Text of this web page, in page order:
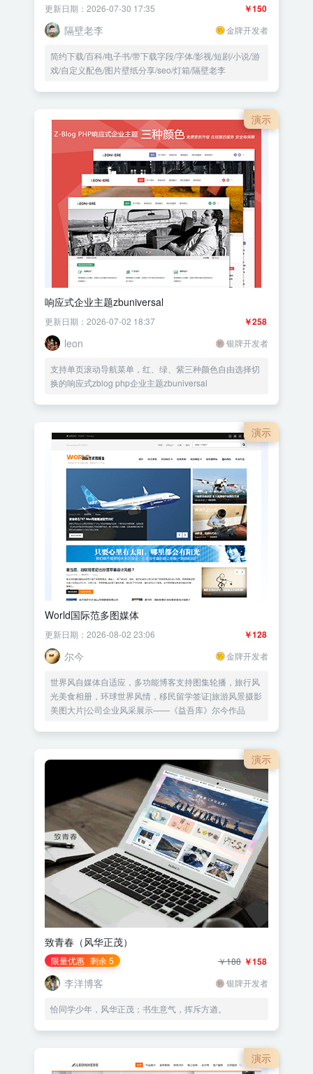
￥150
更新日期：2026-07-30 17:35
隔壁老李 金牌开发者
简约下载/百科/电子书/带下载字段/字体/影视/短剧/小说/游
戏/自定义配色/图片壁纸分享/seo/灯箱/隔壁老李
演示
响应式企业主题zbuniversal
￥258
更新日期：2026-07-02 18:37
leon 银牌开发者
支持单页滚动导航菜单，红、绿、紫三种颜色自由选择切
换的响应式zblog php企业主题zbuniversal
演示
World国际范多图媒体
￥128
更新日期：2026-08-02 23:06
尔今 金牌开发者
世界风自媒体自适应，多功能博客支持图集轮播，旅行风
光美食相册，环球世界风情，移民留学签证|旅游风景摄影
美图大片|公司企业风采展示——《益吾库》尔今作品
演示
致青春（风华正茂）
限量优惠 剩余 5 ￥158
￥188
李洋博客 银牌开发者
恰同学少年，风华正茂；书生意气，挥斥方遒。
演示